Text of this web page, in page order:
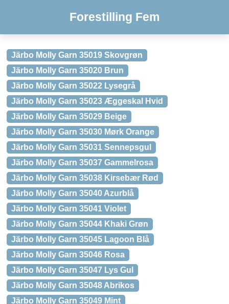
Forestilling Fem
Järbo Molly Garn 35019 Skovgrøn
Järbo Molly Garn 35020 Brun
Järbo Molly Garn 35022 Lysegrå
Järbo Molly Garn 35023 Æggeskal Hvid
Järbo Molly Garn 35029 Beige
Järbo Molly Garn 35030 Mørk Orange
Järbo Molly Garn 35031 Sennepsgul
Järbo Molly Garn 35037 Gammelrosa
Järbo Molly Garn 35038 Kirsebær Rød
Järbo Molly Garn 35040 Azurblå
Järbo Molly Garn 35041 Violet
Järbo Molly Garn 35044 Khaki Grøn
Järbo Molly Garn 35045 Lagoon Blå
Järbo Molly Garn 35046 Rosa
Järbo Molly Garn 35047 Lys Gul
Järbo Molly Garn 35048 Abrikos
Järbo Molly Garn 35049 Mint